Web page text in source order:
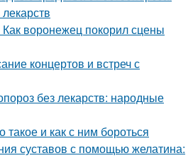
воронежец покорил сцены
концертов и встреч с
без лекарств: народные
такое и как с ним бороться
суставов с помощью желатина: